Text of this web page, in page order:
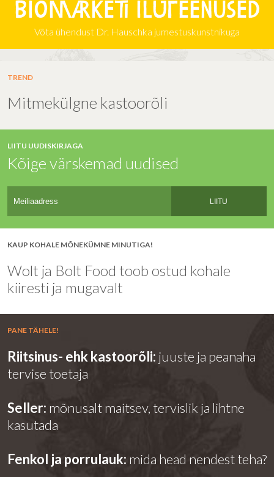
Biomarketi iluteenused
Võta ühendust Dr. Hauschka jumestuskunstnikuga
TREND
Mitmekülgne kastoorõli
LIITU UUDISKIRJAGA
Kõige värskemad uudised
LIITU
KAUP KOHALE MÕNEKÜMNE MINUTIGA!
Wolt ja Bolt Food toob ostud kohale
kiiresti ja mugavalt
PANE TÄHELE!
Riitsinus- ehk kastoorõli: juuste ja peanaha
tervise toetaja
Seller: mõnusalt maitsev, tervislik ja lihtne
kasutada
Fenkol ja porrulauk: mida head nendest teha?